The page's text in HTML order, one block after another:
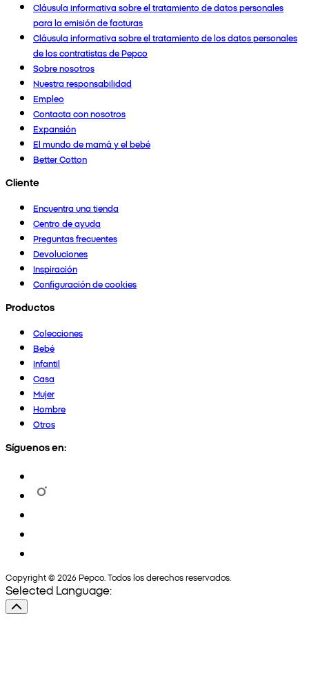
Cláusula informativa sobre el tratamiento de datos personales
para la emisión de facturas
Cláusula informativa sobre el tratamiento de los datos personales
de los contratistas de Pepco
Sobre nosotros
Nuestra responsabilidad
Empleo
Contacta con nosotros
Expansión
El mundo de mamá y el bebé
Better Cotton
Cliente
Encuentra una tienda
Centro de ayuda
Preguntas frecuentes
Devoluciones
Inspiración
Configuración de cookies
Productos
Colecciones
Bebé
Infantil
Casa
Mujer
Hombre
Otros
Síguenos en:
Copyright © 2026 Pepco. Todos los derechos reservados.
Selected Language: